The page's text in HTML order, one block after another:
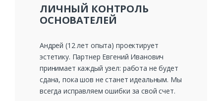
ЛИЧНЫЙ КОНТРОЛЬ
ОСНОВАТЕЛЕЙ
Андрей (12 лет опыта) проектирует
эстетику. Партнер Евгений Иванович
принимает каждый узел: работа не будет
сдана, пока шов не станет идеальным. Мы
всегда исправляем ошибки за свой счет.